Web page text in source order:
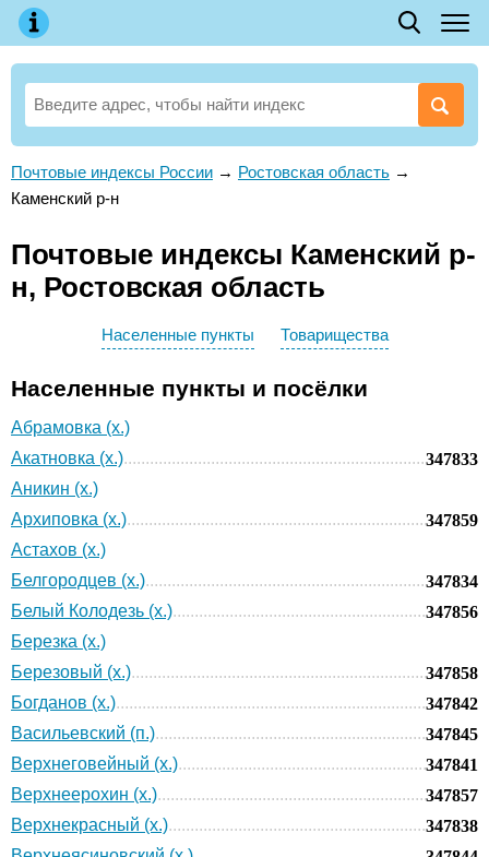
Почтовые индексы России → Ростовская область →
Каменский р-н
Почтовые индексы Каменский р-
н, Ростовская область
Населенные пункты Товарищества
Населенные пункты и посёлки
Абрамовка (х.)
Акатновка (х.)
347833
Аникин (х.)
Архиповка (х.)
347859
Астахов (х.)
Белгородцев (х.)
347834
Белый Колодезь (х.)
347856
Березка (х.)
Березовый (х.)
347858
Богданов (х.)
347842
Васильевский (п.)
347845
Верхнеговейный (х.)
347841
Верхнеерохин (х.)
347857
Верхнекрасный (х.)
347838